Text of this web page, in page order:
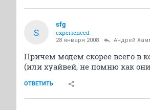
S
sfg
experienced
28 января 2008 Андрей
Причем модем скорее всего в
(или хуайвей, не помню как
ОТВЕТИТЬ